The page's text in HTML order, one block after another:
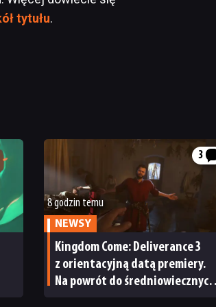
tytułu.
3
8 godzin temu
NEWSY
Kingdom Come: Deliverance 3
z orientacyjną datą premiery.
Na powrót do średniowiecznych